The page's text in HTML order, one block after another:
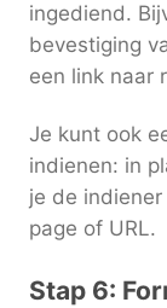
ingediend.
bevestiging
een link naar
Je kunt ook
indienen: in
je de
page of URL.
Stap 6: